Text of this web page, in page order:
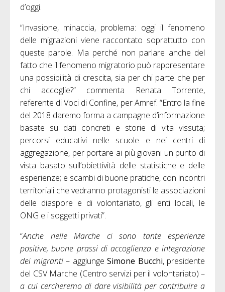
d’oggi.
“Invasione, minaccia, problema: oggi il fenomeno
delle migrazioni viene raccontato soprattutto con
queste parole. Ma perché non parlare anche del
fatto che il fenomeno migratorio può rappresentare
una possibilità di crescita, sia per chi parte che per
chi accoglie?” commenta Renata Torrente,
referente di Voci di Confine, per Amref. “Entro la fine
del 2018 daremo forma a campagne d’informazione
basate su dati concreti e storie di vita vissuta;
percorsi educativi nelle scuole e nei centri di
aggregazione, per portare ai più giovani un punto di
vista basato sull’obiettività delle statistiche e delle
esperienze; e scambi di buone pratiche, con incontri
territoriali che vedranno protagonisti le associazioni
delle diaspore e di volontariato, gli enti locali, le
ONG e i soggetti privati”.
“Anche nelle Marche ci sono tante esperienze
positive, buone prassi di accoglienza e integrazione
dei migranti– aggiunge Simone Bucchi, presidente
del CSV Marche (Centro servizi per il volontariato) –
a cui cercheremo di dare visibilità per contribuire a